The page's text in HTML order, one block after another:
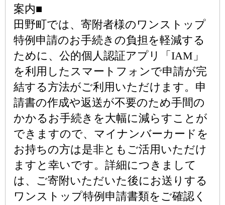
案内■
田野町では、寄附者様のワンストップ
特例申請のお手続きの負担を軽減する
ために、公的個人認証アプリ「IAM」
を利用したスマートフォンで申請が完
結する方法がご利用いただけます。申
請書の作成や返送が不要のため手間の
かかるお手続きを大幅に減らすことが
できますので、マイナンバーカードを
お持ちの方は是非ともご活用いただけ
ますと幸いです。詳細につきまして
は、ご寄附いただいた後にお送りする
ワンストップ特例申請書類をご確認く